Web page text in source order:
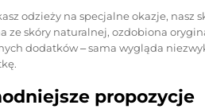
odzieży na specjalne okazje,
ze skóry naturalnej, ozdobiona
dodatków ‒ sama wygląda
propozycje